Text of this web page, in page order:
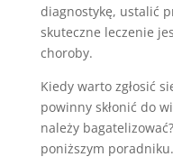
diagnostykę, ustalić
skuteczne leczenie
choroby.
Kiedy warto zgłosić
powinny skłonić do
należy
poniższym poradniku.